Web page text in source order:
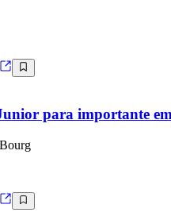
para importante